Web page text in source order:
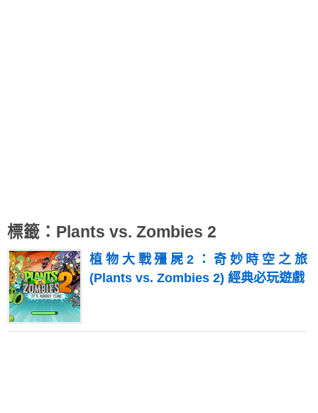
標籤：Plants vs. Zombies 2
植物大戰殭屍2：奇妙時空之旅
(Plants vs. Zombies 2) 經典必玩遊戲